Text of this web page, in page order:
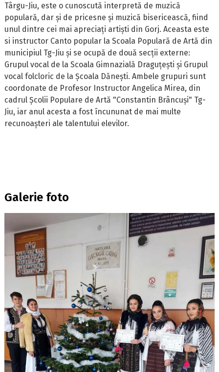
Târgu-Jiu, este o cunoscută interpretă de muzică
populară, dar și de pricesne și muzică bisericească, fiind
unul dintre cei mai apreciați artiști din Gorj. Aceasta este
si instructor Canto popular la Scoala Populară de Artă din
municipiul Tg-Jiu și se ocupă de două secții externe:
Grupul vocal de la Scoala Gimnazială Draguțești și Grupul
vocal folcloric de la Școala Dănești. Ambele grupuri sunt
coordonate de Profesor Instructor Angelica Mirea, din
cadrul Școlii Populare de Artă "Constantin Brâncuși" Tg-
Jiu, iar anul acesta a fost încununat de mai multe
recunoașteri ale talentului elevilor.
Galerie foto